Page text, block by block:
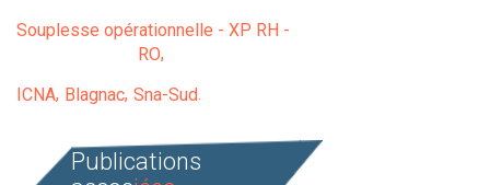
Souplesse opérationnelle - XP RH -
RO
ICNA Blagnac Sna-Sud
Publications